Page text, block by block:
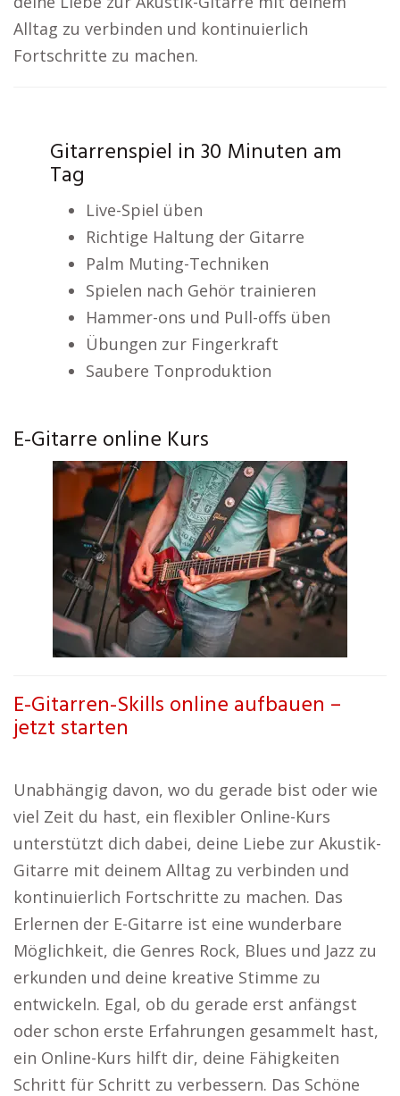
Alltag zu verbinden und kontinuierlich
Fortschritte zu machen.
Gitarrenspiel in 30 Minuten am
Tag
Live-Spiel üben
Richtige Haltung der Gitarre
Palm Muting-Techniken
Spielen nach Gehör trainieren
Hammer-ons und Pull-offs üben
Übungen zur Fingerkraft
Saubere Tonproduktion
E-Gitarre online Kurs
E-Gitarren-Skills online aufbauen –
jetzt starten
Unabhängig davon, wo du gerade bist oder wie
viel Zeit du hast, ein flexibler Online-Kurs
unterstützt dich dabei, deine Liebe zur Akustik-
Gitarre mit deinem Alltag zu verbinden und
kontinuierlich Fortschritte zu machen. Das
Erlernen der E-Gitarre ist eine wunderbare
Möglichkeit, die Genres Rock, Blues und Jazz zu
erkunden und deine kreative Stimme zu
entwickeln. Egal, ob du gerade erst anfängst
oder schon erste Erfahrungen gesammelt hast,
ein Online-Kurs hilft dir, deine Fähigkeiten
Schritt für Schritt zu verbessern. Das Schöne